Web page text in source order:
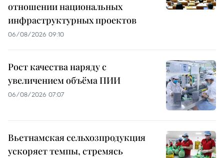
отношении национальных
инфраструктурных проектов
06/08/2026 09:10
Рост качества наряду с
увеличением объёма ПИИ
06/08/2026 07:07
Вьетнамская сельхозпродукция
ускоряет темпы, стремясь